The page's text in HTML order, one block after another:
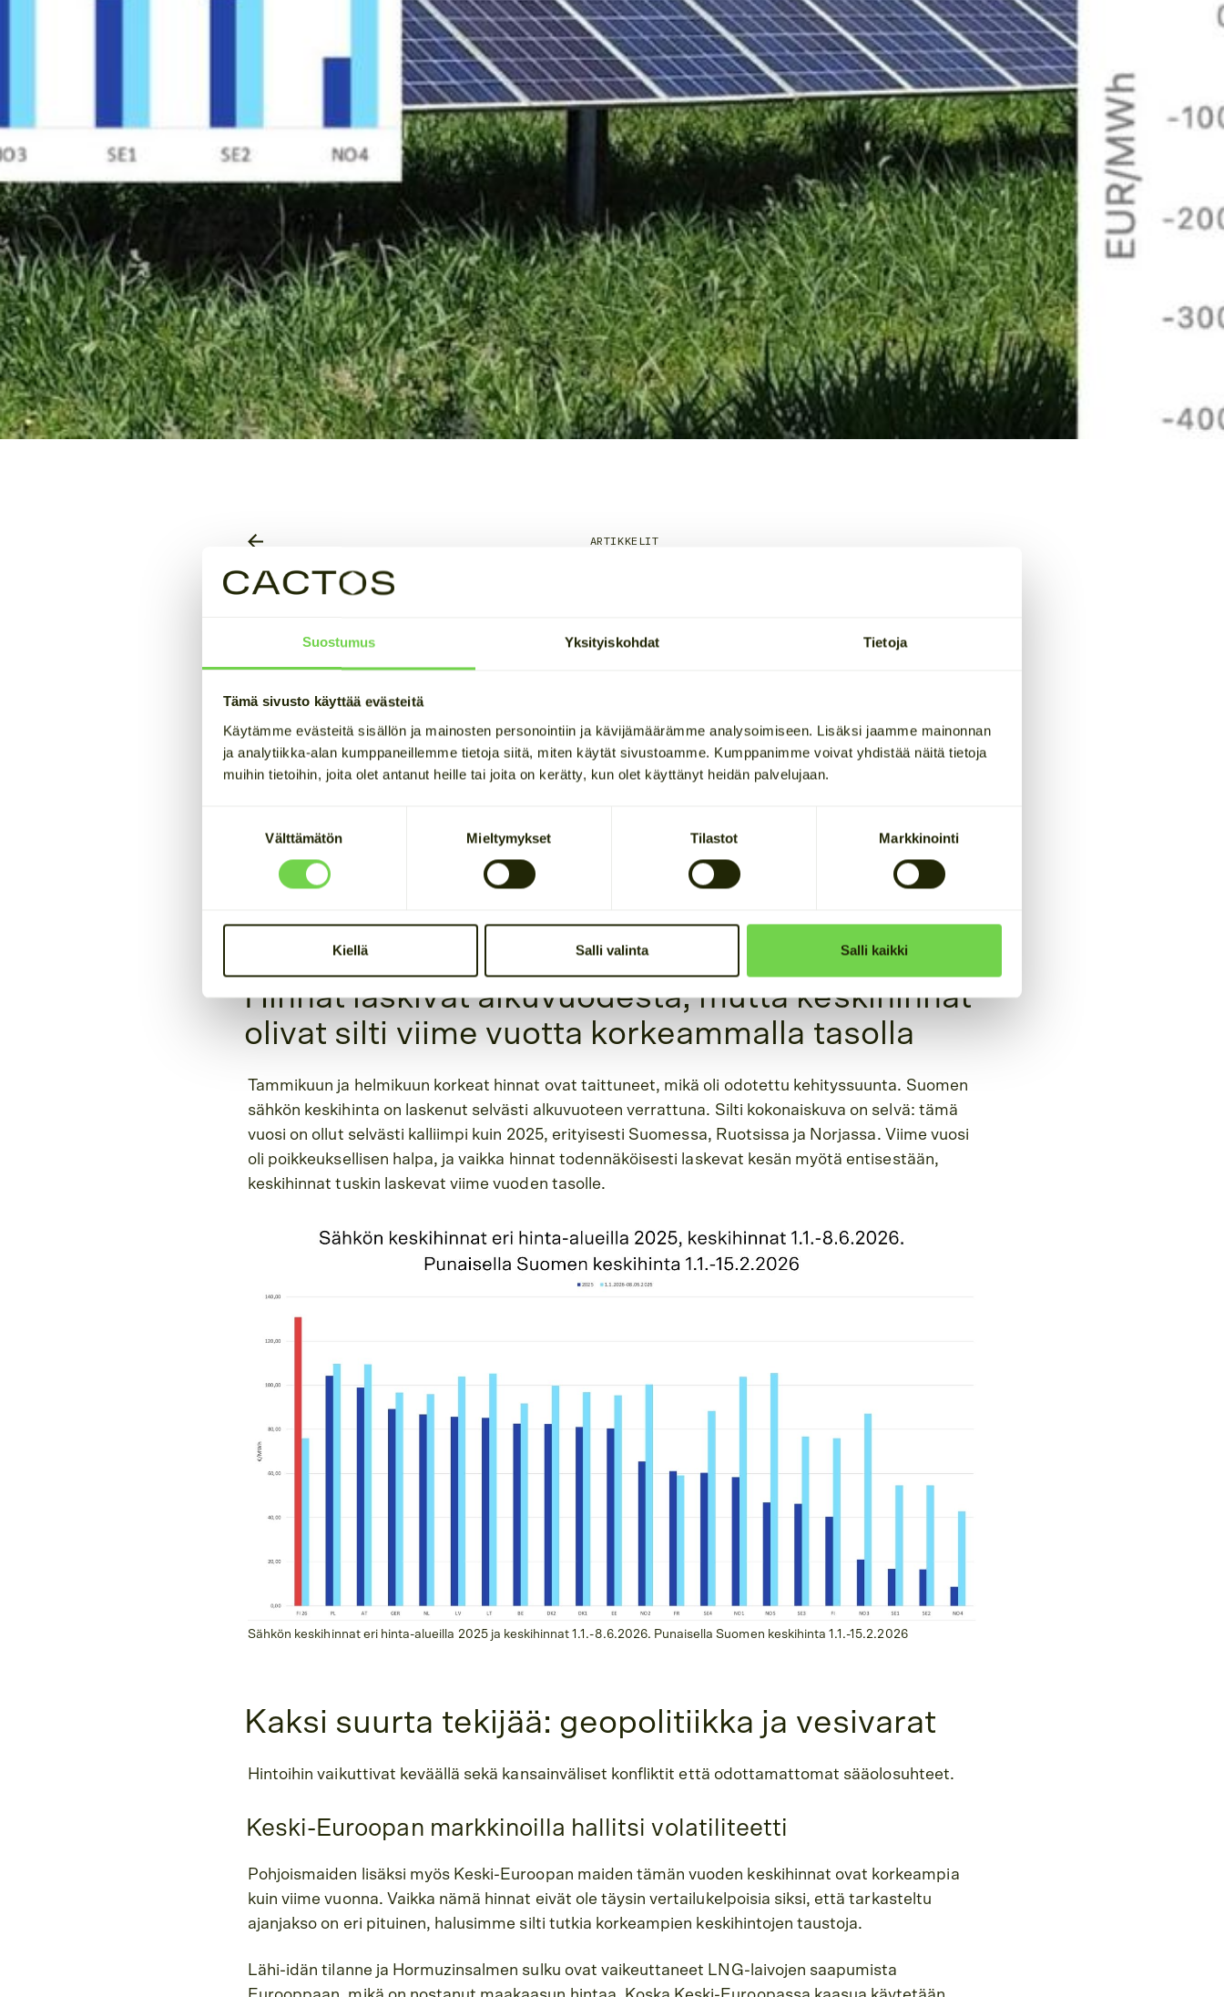
Suostumus Yksityiskohdat Tietoja
Tämä sivusto käyttää evästeitä
Käytämme evästeitä sisällön ja mainosten personointiin ja kävijämäärämme analysoimiseen. Lisäksi jaamme mainonnan
ja analytiikka-alan kumppaneillemme tietoja siitä, miten käytät sivustoamme. Kumppanimme voivat yhdistää näitä tietoja
muihin tietoihin, joita olet antanut heille tai joita on kerätty, kun olet käyttänyt heidän palvelujaan.
Välttämätön Mieltymykset Tilastot Markkinointi
Kiellä Salli valinta Salli kaikki
ARTIKKELIT
Kevään 2026 sähkömarkkinat: geopolitiikka
Arvioitu lukuaika 5 min
Alkuvuosi 2026 oli monelle sähkönkäyttäjälle kallis. Mediassa puhuttiin paljon ja hartaasti
korkeista hinnoista, ja syystäkin. Kevään edetessä tilanne alkoi kuitenkin normalisoitua, mutta
Mitä oikeastaan tapahtui, ja mitkä tekijät vaikuttivat sähkön hintaan keväällä?
Tämä blogiteksti on kirjoitettu versio aihetta käsittelevästä Youtube-videostamme,
jolla
kevään sähkömarkkinoista.
Hinnat laskivat alkuvuodesta, mutta keskihinnat
olivat silti viime vuotta korkeammalla tasolla
Tammikuun ja helmikuun korkeat hinnat ovat taittuneet, mikä oli odotettu kehityssuunta. Suomen
sähkön keskihinta on laskenut selvästi alkuvuoteen verrattuna. Silti kokonaiskuva on selvä: tämä
vuosi on ollut selvästi kalliimpi kuin 2025, erityisesti Suomessa, Ruotsissa ja Norjassa. Viime vuosi
oli poikkeuksellisen halpa, ja vaikka hinnat todennäköisesti laskevat kesän myötä entisestään,
keskihinnat tuskin laskevat viime vuoden tasolle.
Sähkön keskihinnat eri hinta-alueilla 2025 ja keskihinnat 1.1.-8.6.2026. Punaisella Suomen keskihinta 1.1.-15.2.2026
Kaksi suurta tekijää: geopolitiikka ja vesivarat
Hintoihin vaikuttivat keväällä sekä kansainväliset konfliktit että odottamattomat sääolosuhteet.
Keski-Euroopan markkinoilla hallitsi volatiliteetti
Pohjoismaiden lisäksi myös Keski-Euroopan maiden tämän vuoden keskihinnat ovat korkeampia
kuin viime vuonna. Vaikka nämä hinnat eivät ole täysin vertailukelpoisia siksi, että tarkasteltu
ajanjakso on eri pituinen, halusimme silti tutkia korkeampien keskihintojen taustoja.
Lähi-idän tilanne ja Hormuzinsalmen sulku ovat vaikeuttaneet LNG-laivojen saapumista